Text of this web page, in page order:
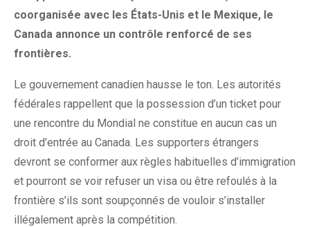
coorganisée avec les États-Unis et le Mexique, le
Canada annonce un contrôle renforcé de ses
frontières.
Le gouvernement canadien hausse le ton. Les autorités
fédérales rappellent que la possession d’un ticket pour
une rencontre du Mondial ne constitue en aucun cas un
droit d’entrée au Canada. Les supporters étrangers
devront se conformer aux règles habituelles d’immigration
et pourront se voir refuser un visa ou être refoulés à la
frontière s’ils sont soupçonnés de vouloir s’installer
illégalement après la compétition.